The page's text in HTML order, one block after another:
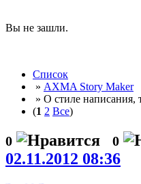
Вы не зашли.
Список
» AXMA Story Maker
» О стиле написания,
(1 2 Все)
0 0
02.11.2012 08:36